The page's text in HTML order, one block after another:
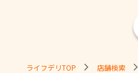
ライフデリTOP 店舗検索